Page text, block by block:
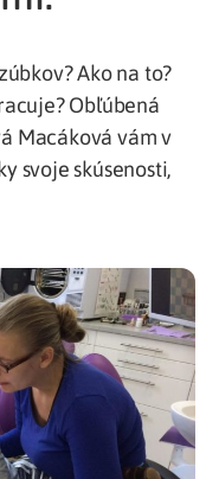
Ako na to?
Obľúbená
Macáková vám v
svoje skúsenosti,